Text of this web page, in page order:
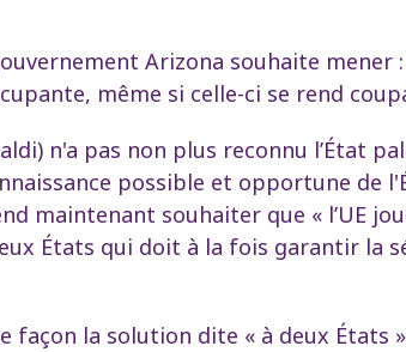
Arizona souhaite mener
même si celle-ci se rend
n'a pas non plus reconnu l’État
possible et opportune de
maintenant souhaiter que « l’UE
États qui doit à la fois garantir la
la solution dite « à deux États